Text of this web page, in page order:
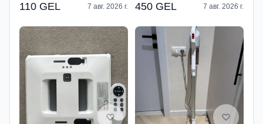
110 GEL 7 авг. 2026 г. 450 GEL 7 авг. 2026 г.